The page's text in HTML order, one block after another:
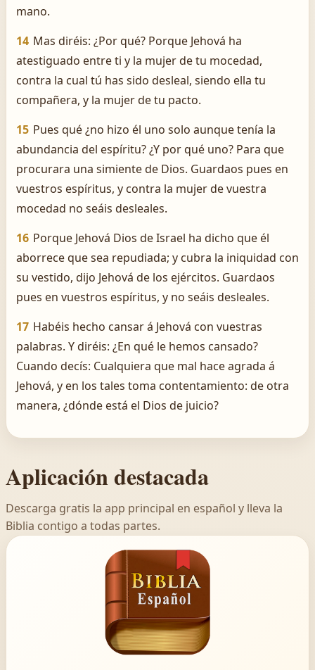
mano.
14 Mas diréis: ¿Por qué? Porque Jehová ha
atestiguado entre ti y la mujer de tu mocedad,
contra la cual tú has sido desleal, siendo ella tu
compañera, y la mujer de tu pacto.
15 Pues qué ¿no hizo él uno solo aunque tenía la
abundancia del espíritu? ¿Y por qué uno? Para que
procurara una simiente de Dios. Guardaos pues en
vuestros espíritus, y contra la mujer de vuestra
mocedad no seáis desleales.
16 Porque Jehová Dios de Israel ha dicho que él
aborrece que sea repudiada; y cubra la iniquidad con
su vestido, dijo Jehová de los ejércitos. Guardaos
pues en vuestros espíritus, y no seáis desleales.
17 Habéis hecho cansar á Jehová con vuestras
palabras. Y diréis: ¿En qué le hemos cansado?
Cuando decís: Cualquiera que mal hace agrada á
Jehová, y en los tales toma contentamiento: de otra
manera, ¿dónde está el Dios de juicio?
Aplicación destacada
Descarga gratis la app principal en español y lleva la
Biblia contigo a todas partes.